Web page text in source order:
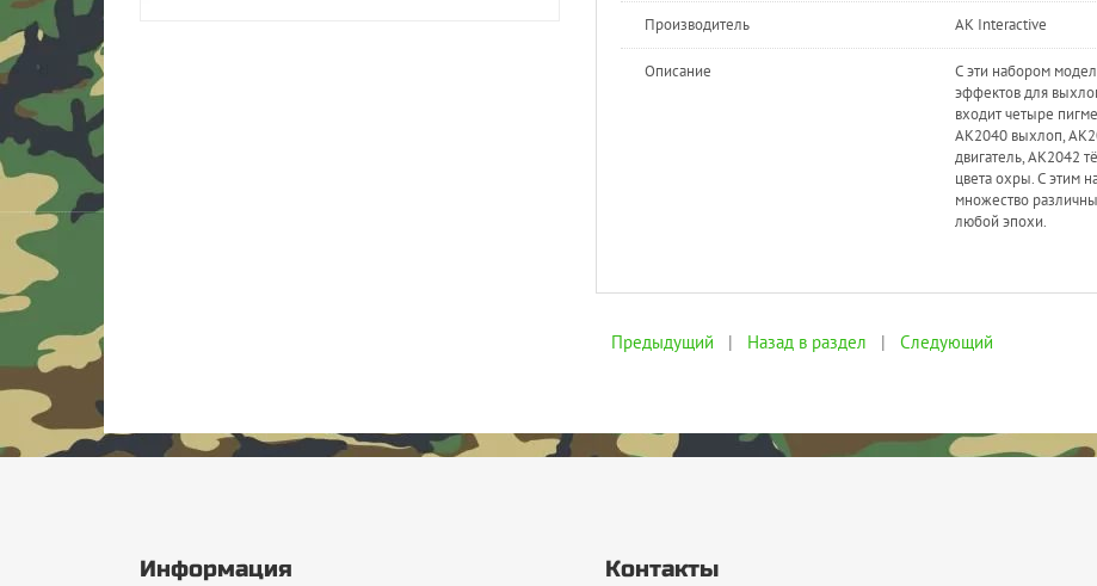
Производитель AK Interactive
Описание
С эти набором
эффектов для
входит четыре
AK2040 выхлоп,
двигатель, AK2042
цвета охры. С этим
множество
любой эпохи.
Предыдущий | Назад в раздел | Следующий
Информация Контакты